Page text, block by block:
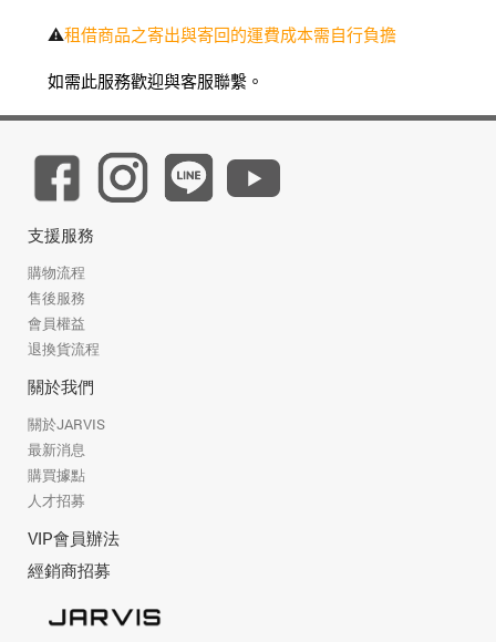
⚠️租借商品之寄出與寄回的運費成本需自行負擔
如需此服務歡迎與客服聯繫。
支援服務
購物流程
售後服務
會員權益
退換貨流程
關於我們
關於JARVIS
最新消息
購買據點
人才招募
VIP會員辦法
經銷商招募